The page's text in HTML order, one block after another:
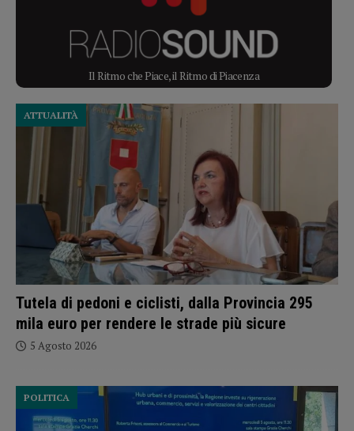
Il Ritmo che Piace, il Ritmo di Piacenza
Tutela di pedoni e ciclisti, dalla Provincia 295
mila euro per rendere le strade più sicure
ATTUALITÀ
5 Agosto 2026
POLITICA